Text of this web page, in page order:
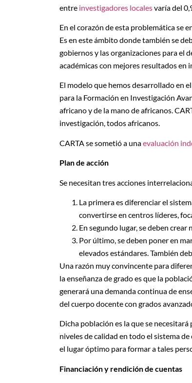
entre investigadores localesvaría del
En el corazón de esta problemática se
Es en este ámbito donde también se
gobiernos y las organizaciones para el
académicas con mejores resultados en
El modelo que hemos desarrollado en el
para la Formación en Investigación
africano y de la mano de africanos.
investigación, todos africanos.
CARTA se sometió a unaevaluación
Plan de acción
Se necesitan tres acciones
La primera es diferenciar el
convertirse en centros líderes,
En segundo lugar, se deben
Por último, se deben poner en
elevados estándares. También
Una razón muy convincente para
la enseñanza de grado es que la
generará una demanda continua de
del cuerpo docente con grados
Dicha población es la que se
niveles de calidad en todo el sistema
el lugar óptimo para formar a tales
Financiación y rendición de cuentas